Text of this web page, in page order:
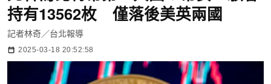
持有13562枚 僅落後美英兩國
記者林奇／台北報導
2025-03-18 20:52:58